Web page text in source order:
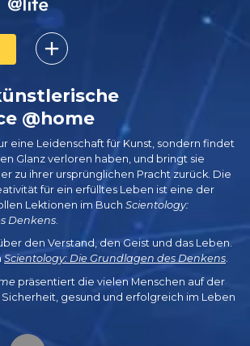
@home
eine Leidenschaft für Kunst, sondern findet
Glanz verloren haben, und bringt sie
zu ihrer ursprünglichen Pracht zurück. Die
für ein erfülltes Leben ist eine der
Lektionen im Buch Scientology:
Denkens
den Verstand, den Geist und das Leben.
Scientology: Die Grundlagen des Denkens.
präsentiert die vielen Menschen auf der
gesund und erfolgreich im Leben